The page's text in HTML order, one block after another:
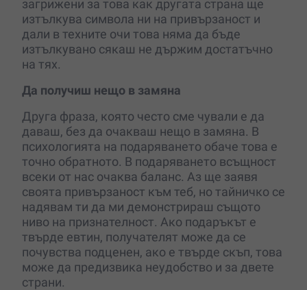
загрижени за това как другата страна ще
изтълкува символа ни на привързаност и
дали в техните очи това няма да бъде
изтълкувано сякаш не държим достатъчно
на тях.
Да получиш нещо в замяна
Друга фраза, която често сме чували е да
даваш, без да очакваш нещо в замяна. В
психологията на подаряването обаче това е
точно обратното. В подаряването всъщност
всеки от нас очаква баланс. Аз ще заявя
своята привързаност към теб, но тайничко се
надявам ти да ми демонстрираш същото
ниво на признателност. Ако подаръкът е
твърде евтин, получателят може да се
почувства подценен, ако е твърде скъп, това
може да предизвика неудобство и за двете
страни.